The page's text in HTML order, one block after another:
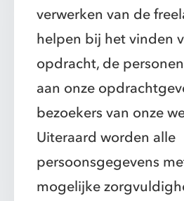
verwerken van de
helpen bij het vinden
opdracht, de
aan onze
bezoekers van onze
Uiteraard worden alle
persoonsgegevens
mogelijke